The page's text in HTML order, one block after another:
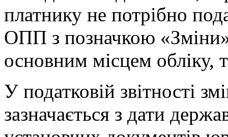
платнику не потрібно
ОПП з позначкою «Зміни»
основним місцем обліку,
У податковій звітності
зазначається з дати